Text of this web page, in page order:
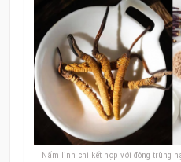
Nấm linh chi kết hợp với đông trùng